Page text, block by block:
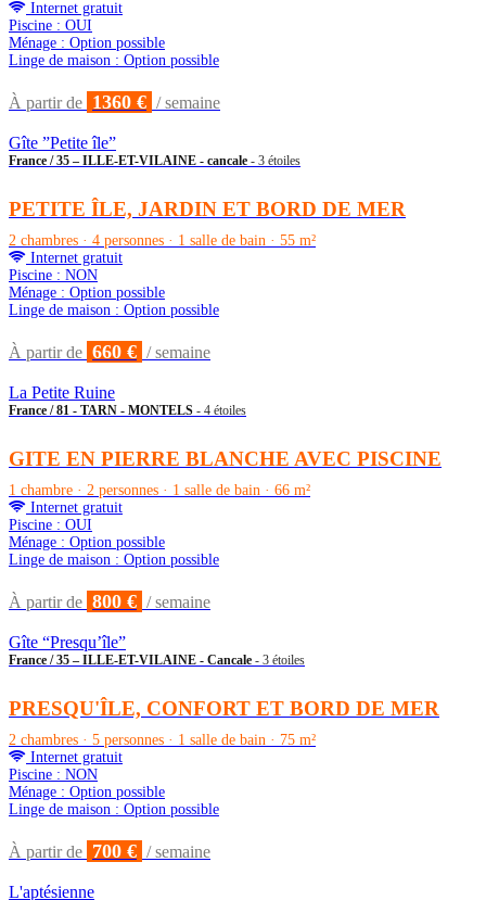
Internet gratuit
Piscine : OUI
Ménage : Option possible
Linge de maison : Option possible
À partir de 1360 € / semaine
Gîte ”Petite île”
France / 35 – ILLE-ET-VILAINE - cancale - 3 étoiles
PETITE ÎLE, JARDIN ET BORD DE MER
2 chambres · 4 personnes · 1 salle de bain · 55 m²
Internet gratuit
Piscine : NON
Ménage : Option possible
Linge de maison : Option possible
À partir de 660 € / semaine
La Petite Ruine
France / 81 - TARN - MONTELS - 4 étoiles
GITE EN PIERRE BLANCHE AVEC PISCINE
1 chambre · 2 personnes · 1 salle de bain · 66 m²
Internet gratuit
Piscine : OUI
Ménage : Option possible
Linge de maison : Option possible
À partir de 800 € / semaine
Gîte “Presqu’île”
France / 35 – ILLE-ET-VILAINE - Cancale - 3 étoiles
PRESQU'ÎLE, CONFORT ET BORD DE MER
2 chambres · 5 personnes · 1 salle de bain · 75 m²
Internet gratuit
Piscine : NON
Ménage : Option possible
Linge de maison : Option possible
À partir de 700 € / semaine
L'aptésienne